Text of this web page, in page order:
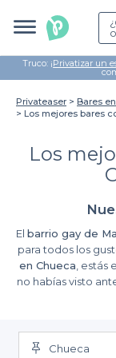
Truco: ¡Privatizar un
Privateaser Bares
Los mejores bares
Los
El barrio gay de
para todos los
en Chueca ,
no habías visto
Este barrio es
gustospor lo que
como opción
Chueca